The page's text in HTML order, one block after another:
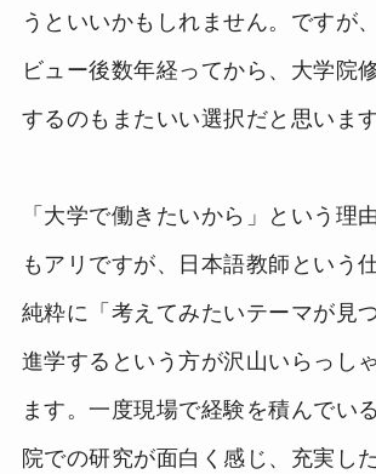
うといいかもしれません。ですが
ビュー後数年経ってから、大学院
するのもまたいい選択だと思います
「大学で働きたいから」という理
もアリですが、日本語教師という
純粋に「考えてみたいテーマが見
進学するという方が沢山いらっし
ます。一度現場で経験を積んでい
院での研究が面白く感じ、充実し